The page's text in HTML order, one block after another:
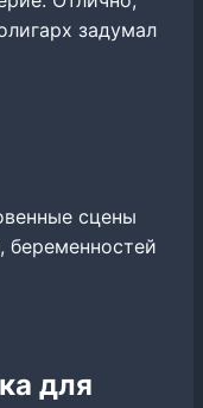
задумал
сцены
беременностей
для